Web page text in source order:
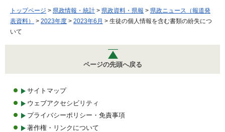
トップページ > 県政情報・統計 > 県政資料・県報 > 県政ニュース（報道発
表資料）
> 2023年度 > 2023年6月 > 生徒の個人情報を含む書類の紛失につ
いて
ページの先頭へ戻る
サイトマップ
ウェブアクセシビリティ
プライバシーポリシー・免責事項
著作権・リンクについて